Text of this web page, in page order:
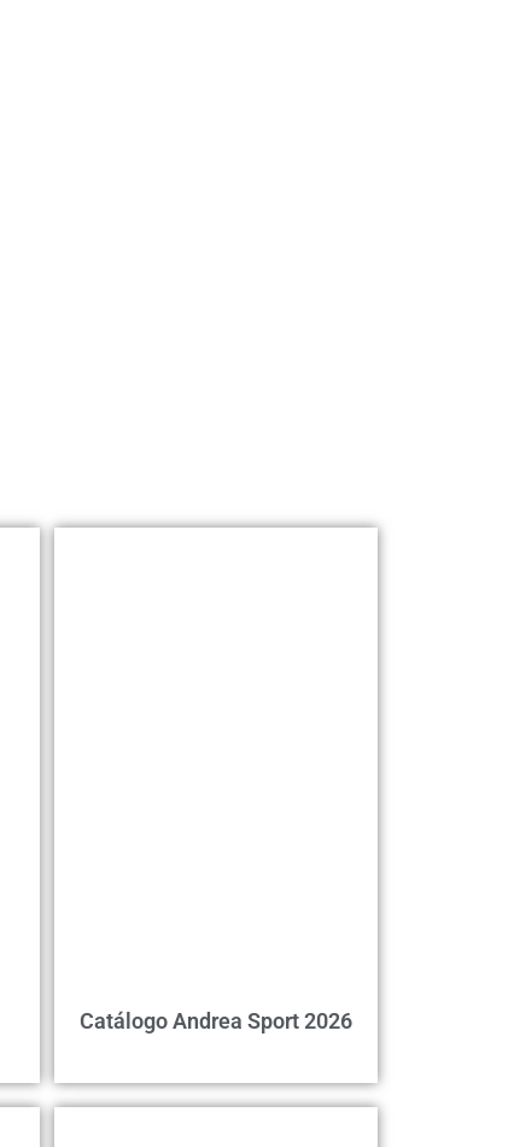
Catálogo Andrea Sport 2026